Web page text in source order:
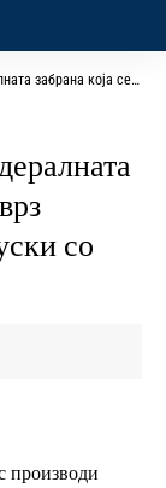
пазарот на пијалоци и закуски со THC
со
производи